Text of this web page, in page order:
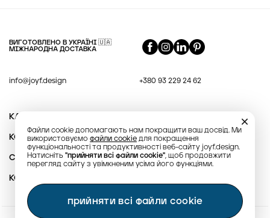
Файли cookie допомагають нам покращити ваш досвід. Ми
використовуємо файли cookie для покращення
функціональності та продуктивності веб-сайту joyf.design.
Натисніть "прийняти всі файли cookie", щоб продовжити
перегляд сайту з увімкненим усіма його функціями.
прийняти всі файли cookie
ВИГОТОВЛЕНО В УКРАЇНІ 🇺🇦
МІЖНАРОДНА ДОСТАВКА
info@joyf.design +380 93 229 24 62
КАТАЛОГ
КОЛЕКЦІЇ
СПІВПРАЦЯ
КОНТАКТИ
Політика конфіденційності
Правила використання
Доставка та оплата